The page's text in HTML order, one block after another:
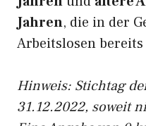
Jahren, die in der
Arbeitslosen
Hinweis: Stichtag
31.12.2022, soweit